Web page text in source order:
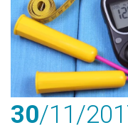
30/11/